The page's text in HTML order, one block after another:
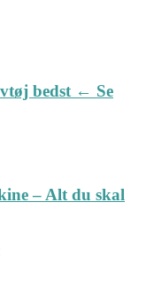
bedst ← Se
– Alt du skal